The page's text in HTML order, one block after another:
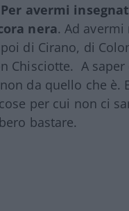
Per avermi
nera. Ad
di Cirano, di
Chisciotte. A
da quello che è.
per cui non ci
bastare.